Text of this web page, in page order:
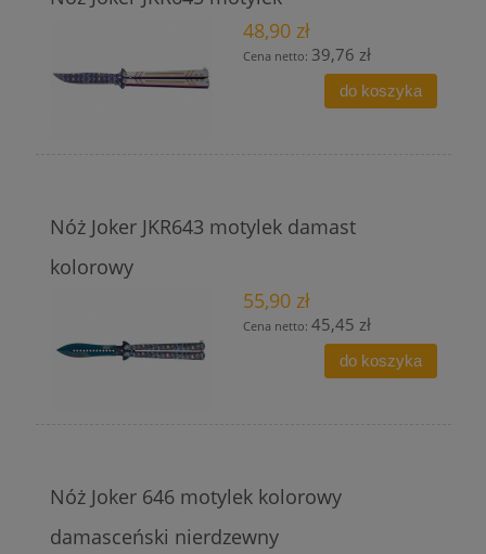
48,90 zł
Cena netto: 39,76 zł
do koszyka
Nóż Joker JKR643 motylek damast
kolorowy
55,90 zł
Cena netto: 45,45 zł
do koszyka
Nóż Joker 646 motylek kolorowy
damasceński nierdzewny